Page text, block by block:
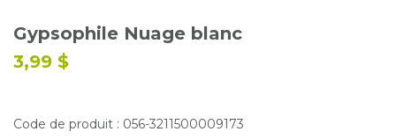
Nous joindre
Gypsophile Nuage blanc
3,99 $
Code de produit : 056-3211500009173